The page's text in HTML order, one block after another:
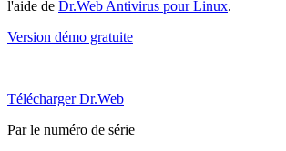
l'aide de Dr.Web Antivirus pour Linux.
Version démo gratuite
Télécharger Dr.Web
Par le numéro de série